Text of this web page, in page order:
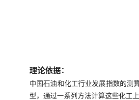
理论依据：
中国石油和化工行业发展指数的测
型，通过一系列方法计算这些化工